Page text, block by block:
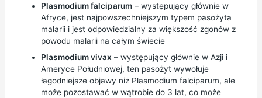
Plasmodium falciparum– występujący głównie w
Afryce, jest najpowszechniejszym typem pasożyta
malarii i jest odpowiedzialny za większość zgonów z
powodu malarii na całym świecie
Plasmodium vivax – występujący głównie w Azji i
Ameryce Południowej, ten pasożyt wywołuje
łagodniejsze objawy niż Plasmodium falciparum, ale
może pozostawać w wątrobie do 3 lat, co może